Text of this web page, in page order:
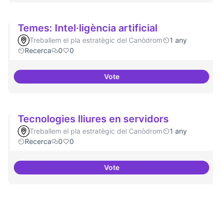
Temes: Intel·ligència artificial
Treballem el pla estratègic del Canòdrom
1 any
Recerca
0 0
VoteTemes: Intel·ligència artificial
Tecnologies lliures en servidors
Treballem el pla estratègic del Canòdrom
1 any
Recerca
0 0
VoteTecnologies lliures en servidors